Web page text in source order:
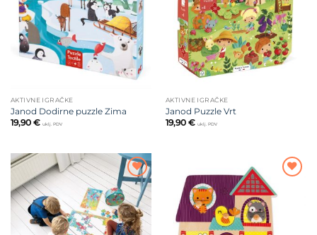
AKTIVNE IGRAČKE
Janod Dodirne puzzle Zima
19,90 € uklj. PDV
AKTIVNE IGRAČKE
Janod Puzzle Vrt
19,90 € uklj. PDV
Dodajte
na listu
želja
Dodajte
na listu